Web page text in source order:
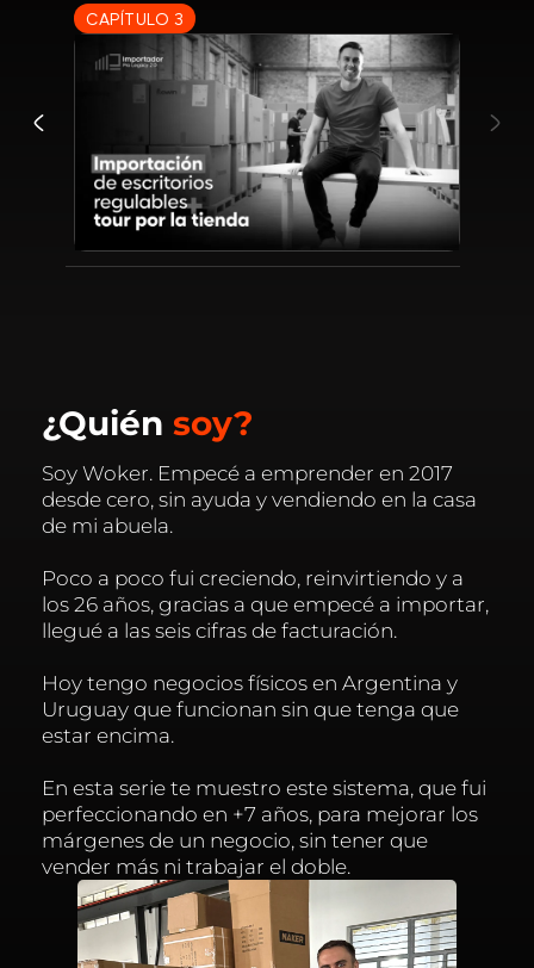
CAPÍTULO 3
¿Quién soy?
Soy Woker. Empecé a emprender en 2017
desde cero, sin ayuda y vendiendo en la casa
de mi abuela.
Poco a poco fui creciendo, reinvirtiendo y a
los 26 años, gracias a que empecé a importar,
llegué a las seis cifras de facturación.
Hoy tengo negocios físicos en Argentina y
Uruguay que funcionan sin que tenga que
estar encima.
En esta serie te muestro este sistema, que fui
perfeccionando en +7 años, para mejorar los
márgenes de un negocio, sin tener que
vender más ni trabajar el doble.